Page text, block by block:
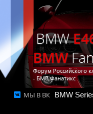
BMW
BMW
Форум Российского
- БМВ Фанатикс
МЫ В ВК BMW